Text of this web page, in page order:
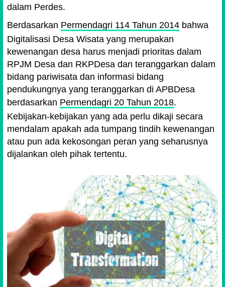
dalam Perdes.
Berdasarkan Permendagri 114 Tahun 2014 bahwa
Digitalisasi Desa Wisata yang merupakan
kewenangan desa harus menjadi prioritas dalam
RPJM Desa dan RKPDesa dan teranggarkan dalam
bidang pariwisata dan informasi bidang
pendukungnya yang teranggarkan di APBDesa
berdasarkan Permendagri 20 Tahun 2018.
Kebijakan-kebijakan yang ada perlu dikaji secara
mendalam apakah ada tumpang tindih kewenangan
atau pun ada kekosongan peran yang seharusnya
dijalankan oleh pihak tertentu.